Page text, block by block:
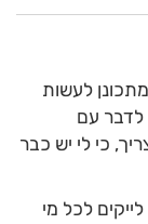
לעשות
לדבר עם
כי לי יש כבר
לכל מי